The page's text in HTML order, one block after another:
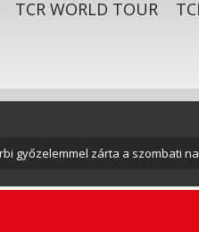
TCR WORLD TOUR
győzelemmel zárta a szombati